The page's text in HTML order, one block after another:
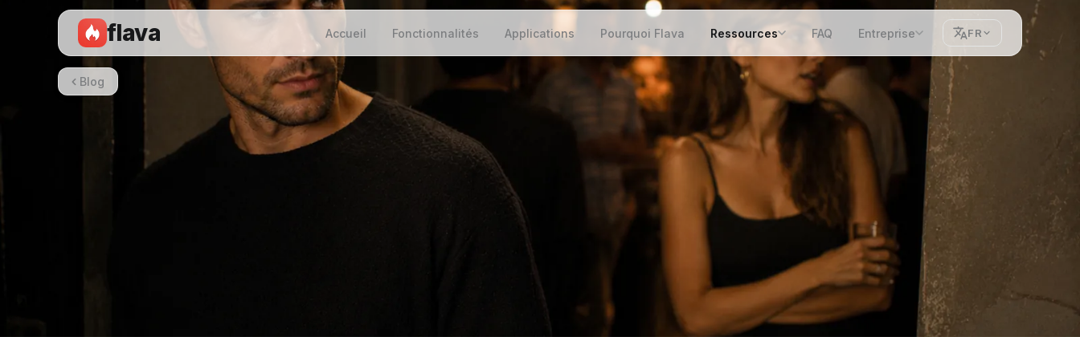
Blog
flava Accueil Fonctionnalités Applications Pourquoi Flava Ressources FAQ Entreprise FR